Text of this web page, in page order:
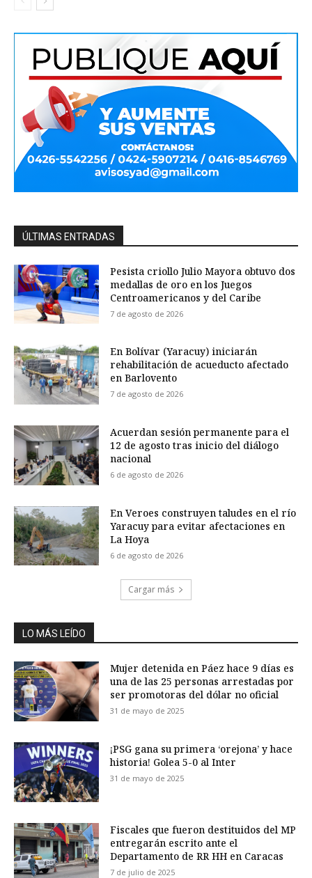
ÚLTIMAS ENTRADAS
Pesista criollo Julio Mayora obtuvo dos
medallas de oro en los Juegos
Centroamericanos y del Caribe
7 de agosto de 2026
En Bolívar (Yaracuy) iniciarán
rehabilitación de acueducto afectado
en Barlovento
7 de agosto de 2026
Acuerdan sesión permanente para el
12 de agosto tras inicio del diálogo
nacional
6 de agosto de 2026
En Veroes construyen taludes en el río
Yaracuy para evitar afectaciones en
La Hoya
6 de agosto de 2026
Cargar más
LO MÁS LEÍDO
Mujer detenida en Páez hace 9 días es
una de las 25 personas arrestadas por
ser promotoras del dólar no oficial
31 de mayo de 2025
¡PSG gana su primera ‘orejona’ y hace
historia! Golea 5-0 al Inter
31 de mayo de 2025
Fiscales que fueron destituidos del MP
entregarán escrito ante el
Departamento de RR HH en Caracas
7 de julio de 2025